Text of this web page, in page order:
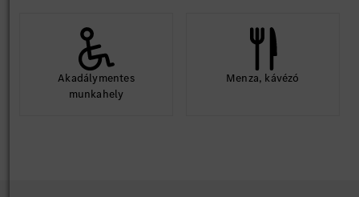
Akadálymentes
munkahely
Menza, kávézó